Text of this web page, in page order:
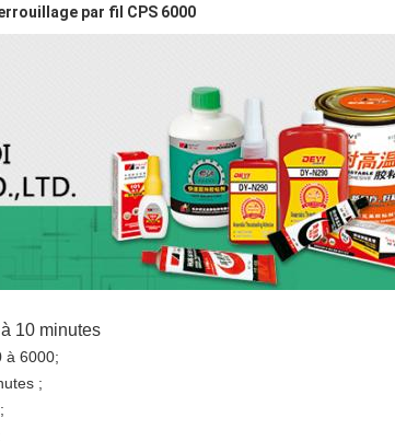
par fil CPS 6000
10 minutes
à 6000;
;